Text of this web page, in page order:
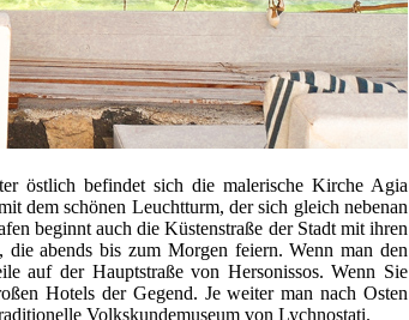
östlich befindet sich die malerische Kirche Agia
dem schönen Leuchtturm, der sich gleich nebenan
beginnt auch die Küstenstraße der Stadt mit ihren
die abends bis zum Morgen feiern. Wenn man den
auf der Hauptstraße von Hersonissos. Wenn Sie
Hotels der Gegend. Je weiter man nach Osten
Volkskundemuseum von Lychnostati.